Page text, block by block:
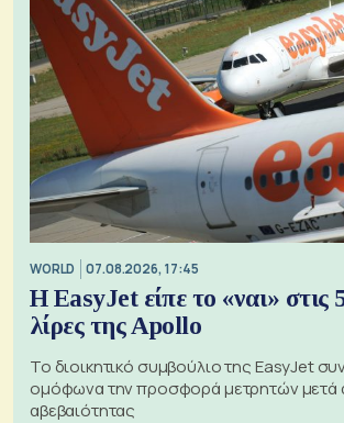
WORLD 07.08.2026, 17:45
Η EasyJet είπε το «ναι» στις
λίρες της Apollo
Το διοικητικό συμβούλιο της EasyJet
ομόφωνα την προσφορά μετρητών μετά
αβεβαιότητας